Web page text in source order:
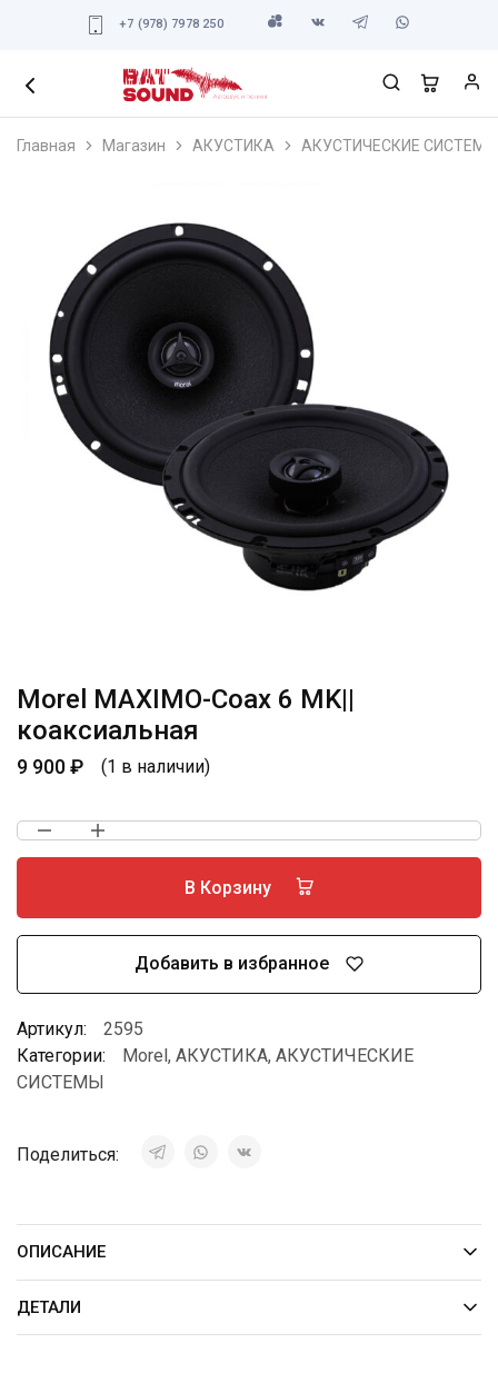
+7 (978) 7978 250
Главная Магазин АКУСТИКА АКУСТИЧЕСКИЕ СИСТЕМЫ
Morel MAXIMO-Coax 6 MK||
коаксиальная
9 900₽ (1 в наличии)
В Корзину
Добавить в избранное
Артикул:
2595
Категории:
Morel, АКУСТИКА, АКУСТИЧЕСКИЕ
СИСТЕМЫ
Поделиться:
ОПИСАНИЕ
ДЕТАЛИ